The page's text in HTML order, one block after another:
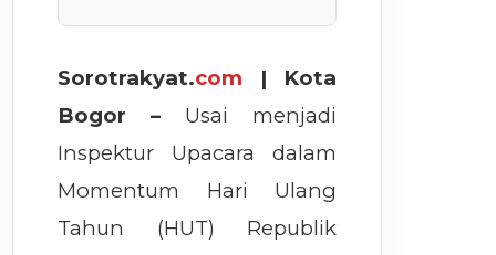
Sorotrakyat.com | Kota
Bogor – Usai menjadi
Inspektur Upacara dalam
Momentum Hari Ulang
Tahun (HUT) Republik